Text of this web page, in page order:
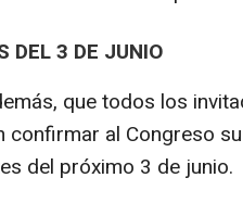
DEL 3 DE JUNIO
que todos los
al Congreso
del próximo 3 de junio.